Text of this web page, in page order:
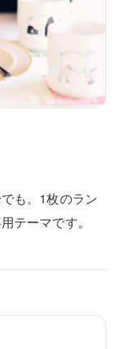
も。1枚のラン
テーマです。